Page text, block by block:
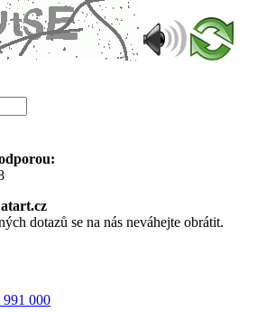
dotazů se na nás neváhejte obrátit.
991 000